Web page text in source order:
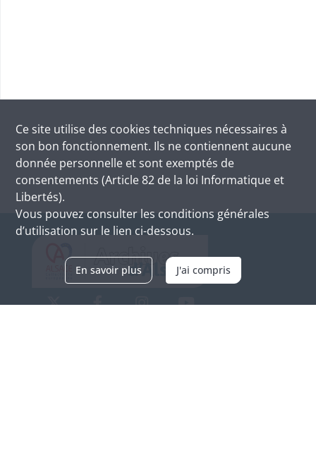
Ce site utilise des cookies techniques nécessaires à
son bon fonctionnement. Ils ne contiennent aucune
donnée personnelle et sont exemptés de
consentements (Article 82 de la loi Informatique et
Libertés).
Vous pouvez consulter les conditions générales
d’utilisation sur le lien ci-dessous.
En savoir plus J'ai compris